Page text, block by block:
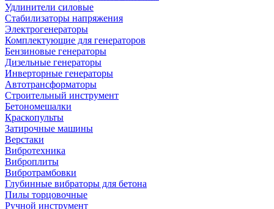
Удлинители силовые
Стабилизаторы напряжения
Электрогенераторы
Комплектующие для генераторов
Бензиновые генераторы
Дизельные генераторы
Инверторные генераторы
Автотрансформаторы
Строительный инструмент
Бетономешалки
Краскопульты
Затирочные машины
Верстаки
Вибротехника
Виброплиты
Вибротрамбовки
Глубинные вибраторы для бетона
Пилы торцовочные
Ручной инструмент